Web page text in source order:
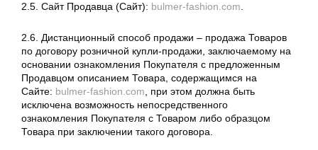
2.5. Сайт Продавца (Сайт): bulmer-fashion.com
2.6. Дистанционный способ продажи – продажа Товаров
по договору розничной купли-продажи, заключаемому на
основании ознакомления Покупателя с предложенным
Продавцом описанием Товара, содержащимся на
Сайте: bulmer-fashion.com , при этом должна быть
исключена возможность непосредственного
ознакомления Покупателя с Товаром либо образцом
Товара при заключении такого договора.